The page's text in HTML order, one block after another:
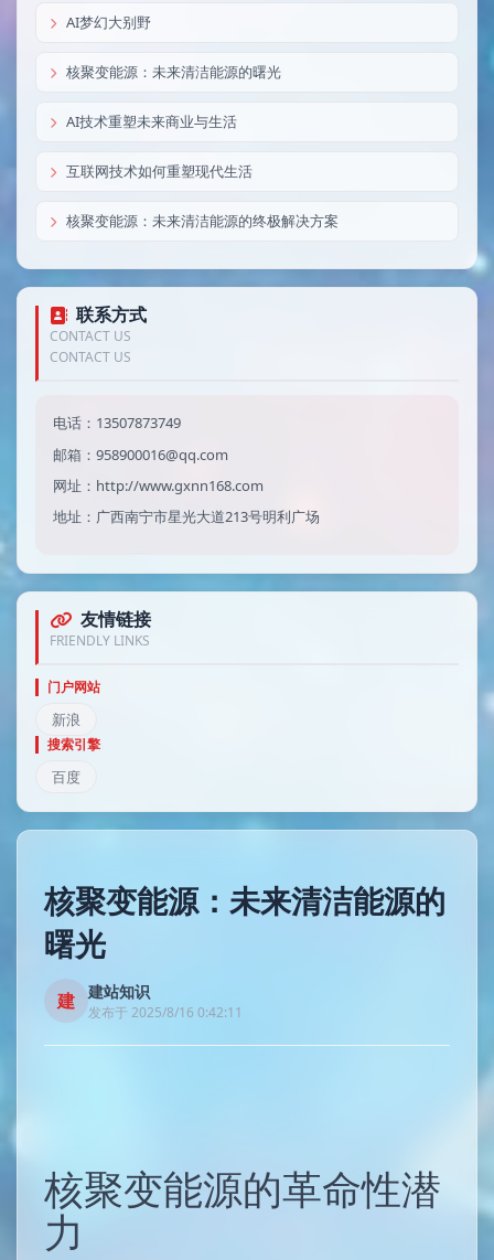
AI梦幻大别野
核聚变能源：未来清洁能源的曙光
AI技术重塑未来商业与生活
互联网技术如何重塑现代生活
核聚变能源：未来清洁能源的终极解决方案
联系方式
CONTACT US
CONTACT US
电话：13507873749
邮箱：958900016@qq.com
网址：http://www.gxnn168.com
地址：广西南宁市星光大道213号明利广场
友情链接
FRIENDLY LINKS
门户网站
新浪
搜索引擎
百度
核聚变能源：未来清洁能源的
曙光
建 建站知识
发布于 2025/8/16 0:42:11
核聚变能源的革命性潜
力